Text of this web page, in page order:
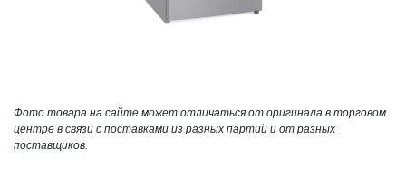
Фото товара на сайте может отличаться от оригинала в торговом
центре в связи с поставками из разных партий и от разных
поставщиков.